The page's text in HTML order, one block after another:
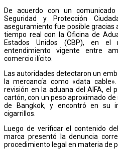
De acuerdo con un
Seguridad y Protección
aseguramiento fue posible gracias
tiempo real con la Oficina de
Estados Unidos (CBP), en el
entendimiento vigente entre
comercio ilícito.
Las autoridades detectaron un
la mercancía como «data
revisión en la aduana del AIFA, el
cartón, con un peso aproximado
de Bangkok, y encontró en su
cigarrillos.
Luego de verificar el contenido
marca presentó la denuncia
procedimiento legal en materia de